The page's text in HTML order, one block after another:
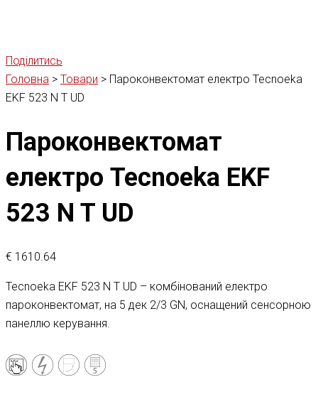
Поділитись
Головна > Товари > Пароконвектомат електро Tecnoeka
EKF 523 N T UD
Пароконвектомат
електро Tecnoeka EKF
523 N T UD
€ 1610.64
Tecnoeka EKF 523 N T UD – комбінований електро
пароконвектомат, на 5 дек 2/3 GN, оснащений сенсорною
панеллю керування.